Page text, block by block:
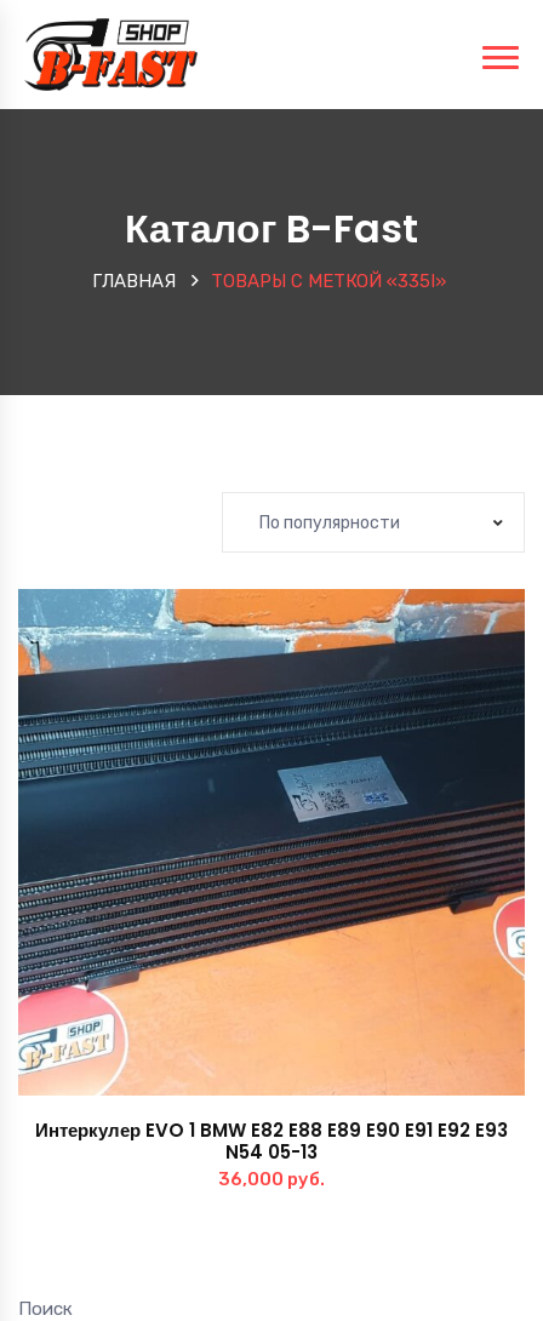
Каталог B-Fast
ГЛАВНАЯ ТОВАРЫ С МЕТКОЙ «335I»
Поиск
По популярности
Интеркулер EVO 1 BMW E82 E88 E89 E90 E91 E92 E93
N54 05-13
36,000 руб.